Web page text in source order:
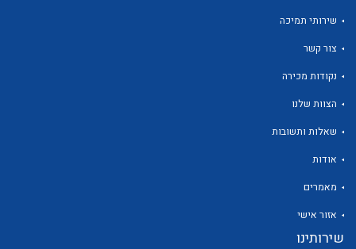
לכל מוצרי היצרןשירותי תמיכה
צור קשר
נקודות מכירה
הצוות שלנו
שאלות ותשובות
אודות
מאמרים
אזור אישי
שירותינו